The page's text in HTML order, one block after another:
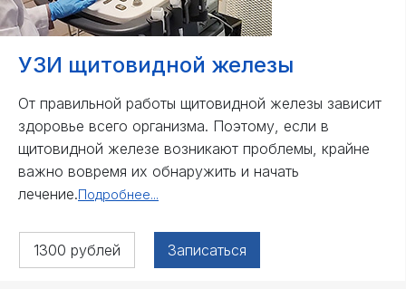
УЗИ щитовидной железы
От правильной работы щитовидной железы зависит
здоровье всего организма. Поэтому, если в
щитовидной железе возникают проблемы, крайне
важно вовремя их обнаружить и начать
лечение.Подробнее...
1300 рублей Записаться